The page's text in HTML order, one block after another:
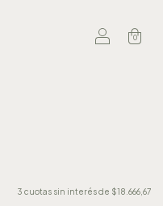
0
3 cuotas sin interés de $18.666,67